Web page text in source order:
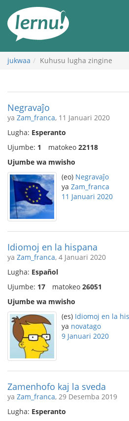
maudhui
jukwaa Kuhusu lugha zingine
Negravaĵo
ya Zam_franca, 11 Januari 2020
Lugha: Esperanto
Ujumbe: 1 matokeo 22118
Ujumbe wa mwisho
(eo) Negravaĵo
ya Zam_franca
11 Januari 2020
Idiomoj en la hispana
ya Zam_franca, 4 Januari 2020
Lugha: Español
Ujumbe: 17 matokeo 26051
Ujumbe wa mwisho
(es) Idiomoj en la
ya novatago
9 Januari 2020
Zamenhofo kaj la sveda
ya Zam_franca, 29 Desemba 2019
Lugha: Esperanto